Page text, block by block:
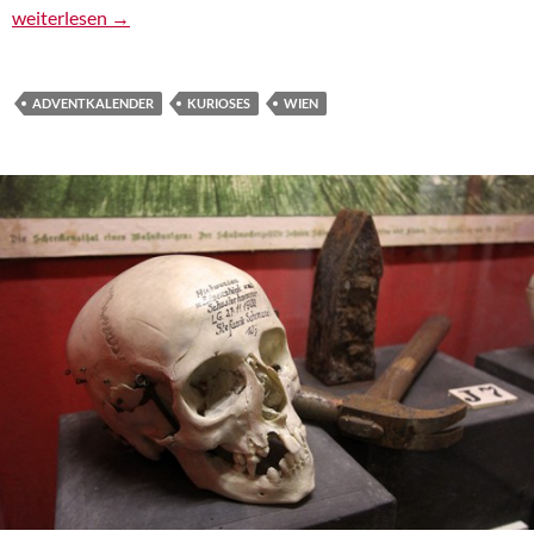
Adventkalender, 15. Türchen: Die Republik Kugelmugel
weiterlesen →
ADVENTKALENDER KURIOSES WIEN